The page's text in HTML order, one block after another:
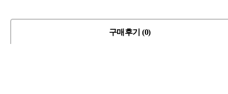
구매후기 (0)